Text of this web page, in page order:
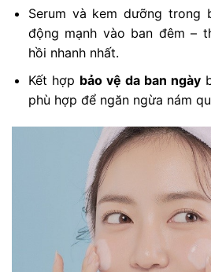
Serum và kem dưỡng trong
động mạnh vào ban đêm –
hồi nhanh nhất.
Kết hợp bảo vệ da ban ngày
phù hợp để ngăn ngừa nám